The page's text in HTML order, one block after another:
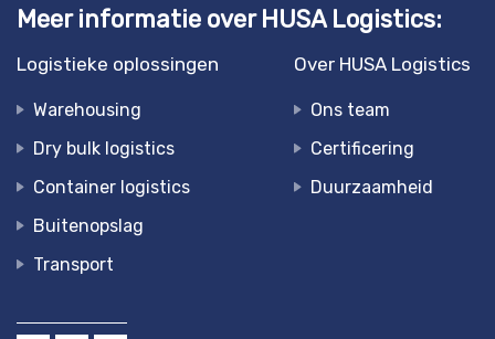
Meer informatie over HUSA Logistics:
Logistieke oplossingen
Warehousing
Dry bulk logistics
Container logistics
Buitenopslag
Transport
Over HUSA Logistics
Ons team
Certificering
Duurzaamheid